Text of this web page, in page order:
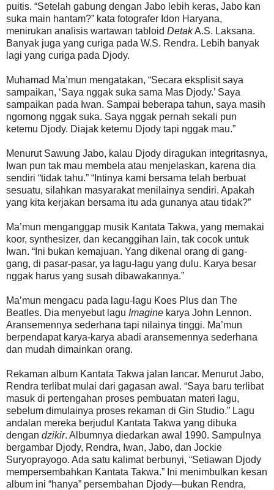
puitis. “Setelah gabung dengan Jabo lebih keras, Jabo kan
suka main hantam?” kata fotografer Idon Haryana,
menirukan analisis wartawan tabloid DetakA.S. Laksana.
Banyak juga yang curiga pada W.S. Rendra. Lebih banyak
lagi yang curiga pada Djody.
Muhamad Ma’mun mengatakan, “Secara eksplisit saya
sampaikan, ‘Saya nggak suka sama Mas Djody.’ Saya
sampaikan pada Iwan. Sampai beberapa tahun, saya masih
ngomong nggak suka. Saya nggak pernah sekali pun
ketemu Djody. Diajak ketemu Djody tapi nggak mau.”
Menurut Sawung Jabo, kalau Djody diragukan integritasnya,
Iwan pun tak mau membela atau menjelaskan, karena dia
sendiri “tidak tahu.” “Intinya kami bersama telah berbuat
sesuatu, silahkan masyarakat menilainya sendiri. Apakah
yang kita kerjakan bersama itu ada gunanya atau tidak?”
Ma’mun menganggap musik Kantata Takwa, yang memakai
koor, synthesizer, dan kecanggihan lain, tak cocok untuk
Iwan. “Ini bukan kemajuan. Yang dikenal orang di gang-
gang, di pasar-pasar, ya lagu-lagu yang dulu. Karya besar
nggak harus yang susah dibawakannya.”
Ma’mun mengacu pada lagu-lagu Koes Plus dan The
Beatles. Dia menyebut lagu Imagine karya John Lennon.
Aransemennya sederhana tapi nilainya tinggi. Ma’mun
berpendapat karya-karya abadi aransemennya sederhana
dan mudah dimainkan orang.
Rekaman album Kantata Takwa jalan lancar. Menurut Jabo,
Rendra terlibat mulai dari gagasan awal. “Saya baru terlibat
masuk di pertengahan proses pembuatan materi lagu,
sebelum dimulainya proses rekaman di Gin Studio.” Lagu
andalan mereka berjudul Kantata Takwa yang dibuka
dengan dzikir. Albumnya diedarkan awal 1990. Sampulnya
bergambar Djody, Rendra, Iwan, Jabo, dan Jockie
Suryoprayogo. Ada satu kalimat berbunyi, “Setiawan Djody
mempersembahkan Kantata Takwa.” Ini menimbulkan kesan
album ini “hanya” persembahan Djody—bukan Rendra,